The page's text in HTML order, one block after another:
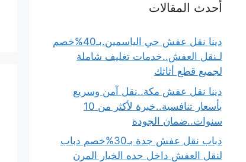
أحدث المقالات
دينا نقل عفش حي الياسمين.بـ40%خصم
لـنقل العفش..خدمات تغليف شاملة
لجميع قطع أثاثك
دينا نقل عفش مكة..نقل آمن وسريع
بأسعار تنافسية..خبرة لأكثر من 10
سنوات..ضمان الجودة
دباب نقل عفش جدة بـ30%خصم دباب
لنقل العفش داخل جده الخيار المرن